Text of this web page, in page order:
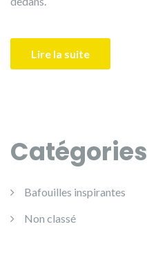
Lire la suite
Catégories
Bafouilles inspirantes
Non classé